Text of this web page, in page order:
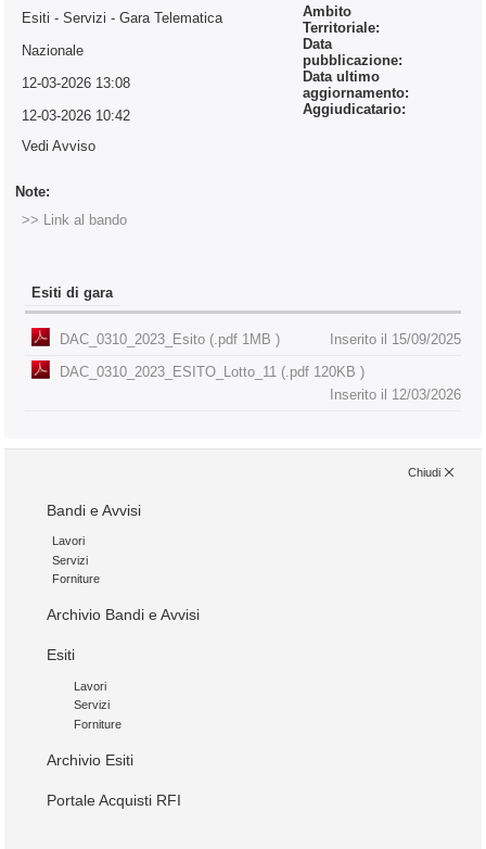
Esiti - Servizi- Gara Telematica
Ambito
Territoriale:
Nazionale
Data
pubblicazione:
12-03-2026 13:08
Data ultimo
aggiornamento:
12-03-2026 10:42
Aggiudicatario:
Vedi Avviso
Note:
>> Link al bando
Esiti di gara
DAC_0310_2023_Esito (.pdf 1MB )
Inserito il 15/09/2025
DAC_0310_2023_ESITO_Lotto_11 (.pdf 120KB )
Inserito il 12/03/2026
Chiudi
Bandi e Avvisi
Lavori
Servizi
Forniture
Archivio Bandi e Avvisi
Esiti
Lavori
Servizi
Forniture
Archivio Esiti
Portale Acquisti RFI